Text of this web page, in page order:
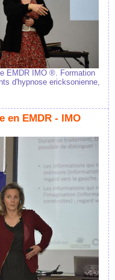
EMDR IMO ®. Formation
d'hypnose ericksonienne,
en EMDR - IMO